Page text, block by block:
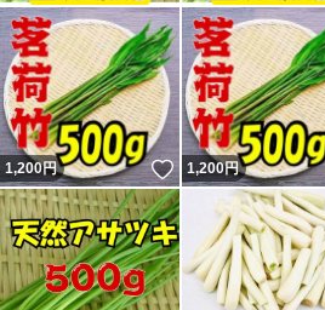
1,200円 いいね！
1,200円